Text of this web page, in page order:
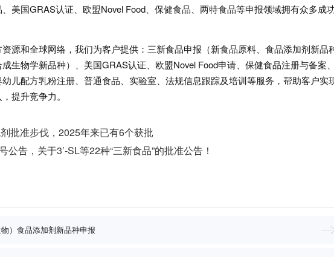
美国GRAS认证、欧盟Novel Food、保健食品、两特食品等申报领域拥有众多成
源和全球网络，我们为客户提供：三新食品申报（新食品原料、食品添加剂新品种
生物学新品种）、美国GRAS认证、欧盟Novel Food申请、保健食品注册与备案
儿配方乳粉注册、普通食品、实验室、法规信息跟踪及培训等服务，帮助客户实
提升竞争力。
批准步伐，2025年来已有6个获批
公告，关于3’-SL等22种“三新食品”的批准公告！
）食品添加剂新品种申报